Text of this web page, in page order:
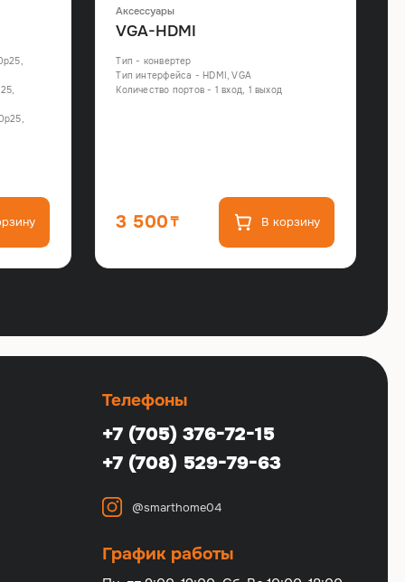
Аксессуары
VGA-HDMI
Тип - конвертер
Тип интерфейса - HDMI, VGA
Количество портов - 1 вход, 1 выход
3 500 В корзину
Телефоны
+7 (705) 376-72-15
+7 (708) 529-79-63
@smarthome04
График работы